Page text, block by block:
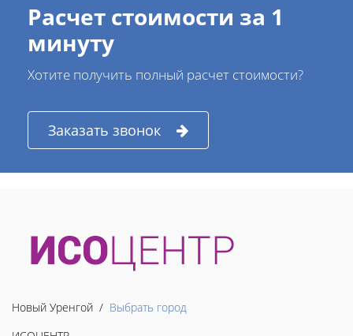
Расчет стоимости за 1
минуту
Хотите получить полный расчет стоимости?
Заказать звонок
Новый Уренгой / Выбрать город